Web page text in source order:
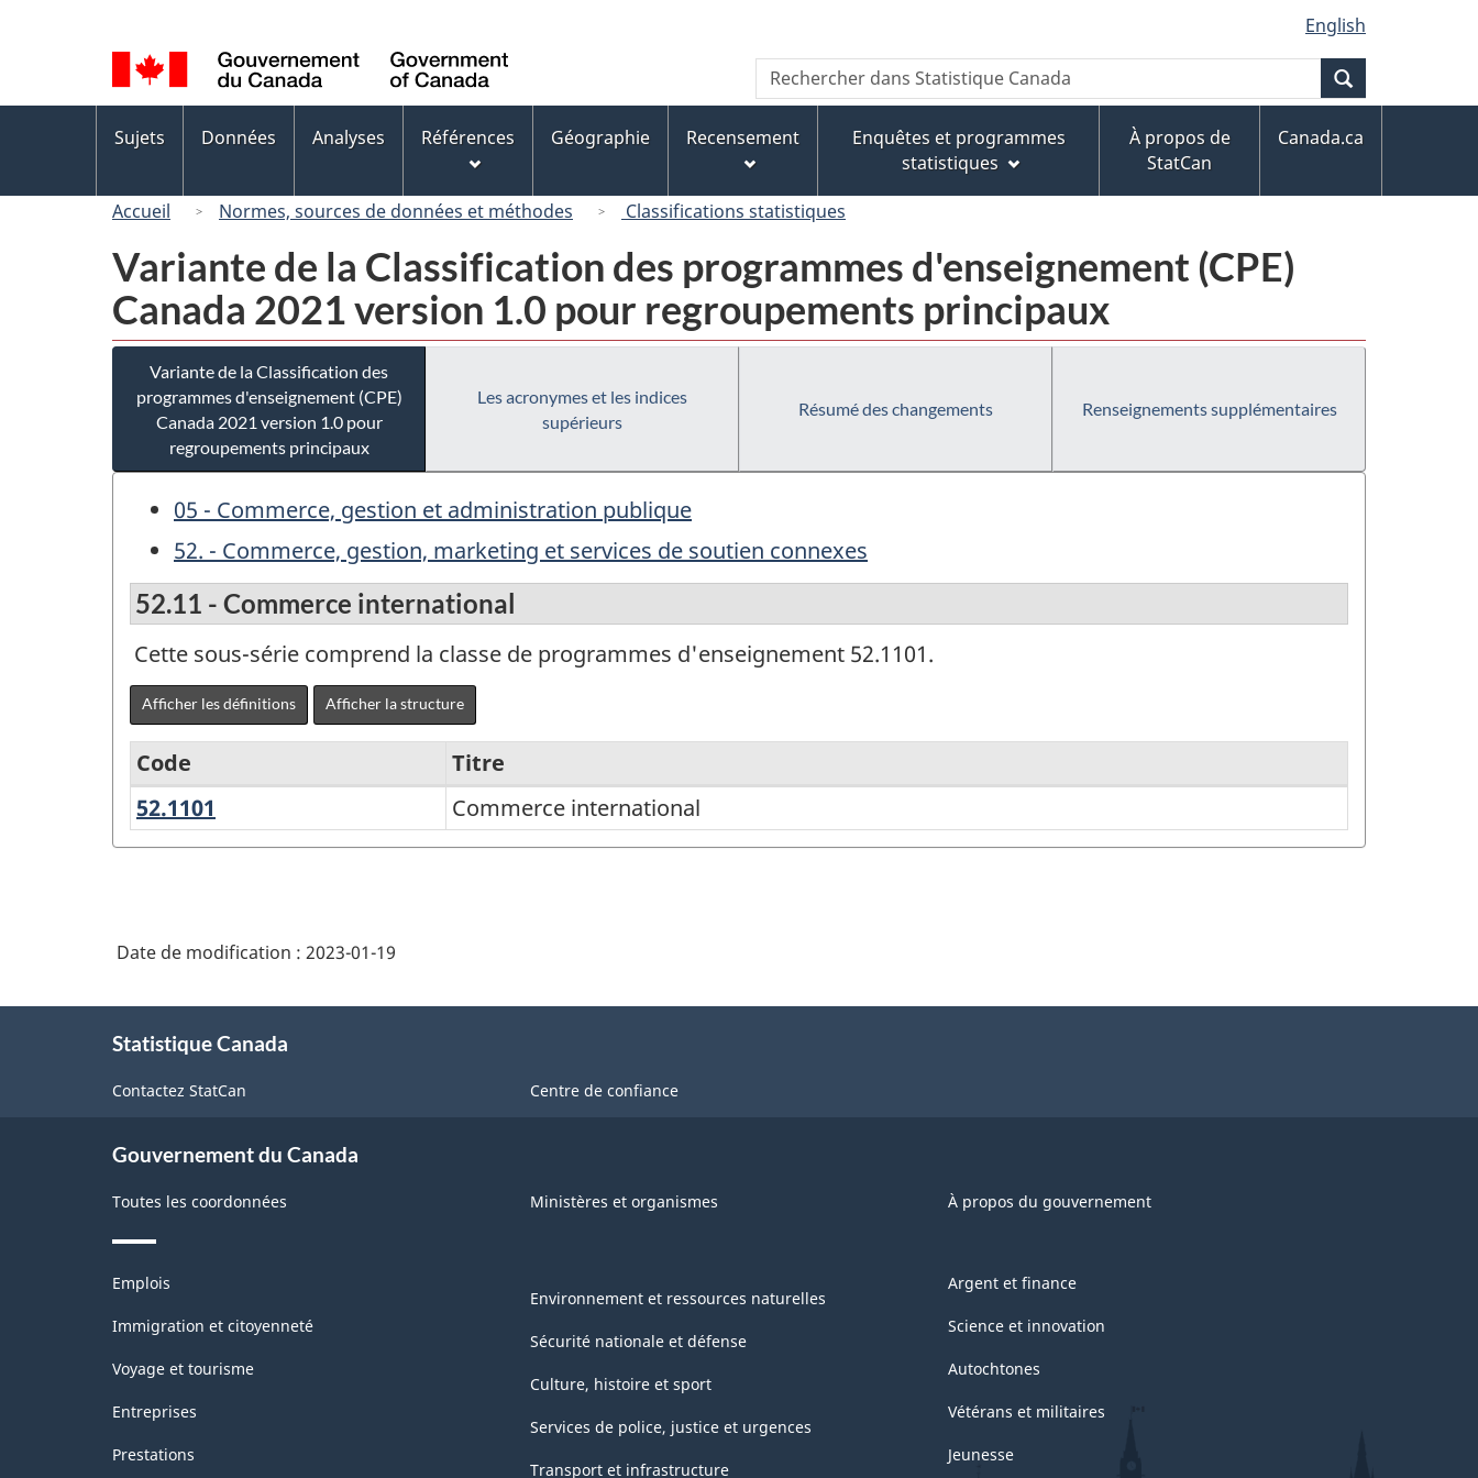
au
contenu
principal
« À
propos
de
ce
version
HTML
simplifiée
de
la
langue
English
Canada
Recherche
Rechercher
dans
Canada
des
Sujets Données Analyses Références Géographie Recensement
Enquêtes et programmes
statistiques
À propos de
StatCan
Canada.ca
Accueil Normes, sources de données et méthodes Classifications statistiques
Variante de la Classification des programmes d'enseignement (CPE)
Canada 2021 version 1.0 pour regroupements principaux
Variante de la Classification des
programmes d'enseignement (CPE)
Canada 2021 version 1.0 pour
regroupements principaux
Les acronymes et les indices
supérieurs
Résumé des changements Renseignements supplémentaires
05 - Commerce, gestion et administration publique
52. - Commerce, gestion, marketing et services de soutien connexes
52.11 - Commerce international
Cette sous-série comprend la classe de programmes d'enseignement 52.1101.
Afficher les définitions Afficher la structure
Variante
de
des
d'enseignement
Canada
1.0
pour
regroupements
principaux
-
de
la
Code
Titre
52.1101
international
Commerce international
Date de modification : 2023-01-19
Statistique Canada
Contactez StatCan Centre de confiance
Gouvernement du Canada
Toutes les coordonnées Ministères et organismes À propos du gouvernement
Thèmes
sujets
Emplois
Immigration et citoyenneté
Voyage et tourisme
Entreprises
Prestations
Environnement et ressources naturelles
Sécurité nationale et défense
Culture, histoire et sport
Services de police, justice et urgences
Transport et infrastructure
Argent et finance
Science et innovation
Autochtones
Vétérans et militaires
Jeunesse